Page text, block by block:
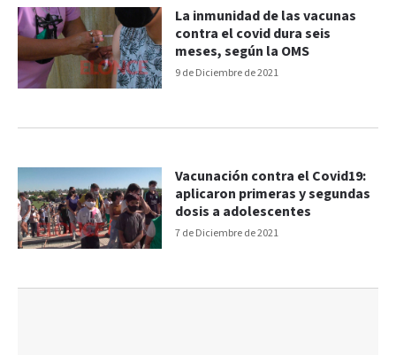
9 de Diciembre de 2021
La inmunidad de las vacunas
contra el covid dura seis
meses, según la OMS
7 de Diciembre de 2021
Vacunación contra el Covid19:
aplicaron primeras y segundas
dosis a adolescentes